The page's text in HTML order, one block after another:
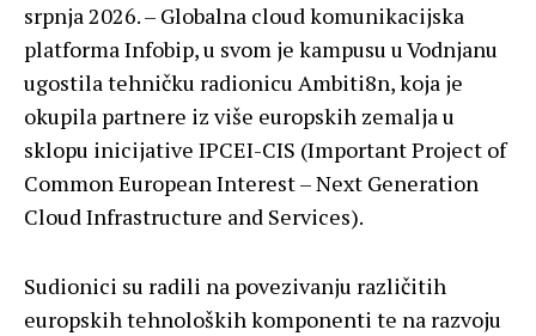
srpnja 2026. – Globalna cloud komunikacijska
platforma Infobip, u svom je kampusu u Vodnjanu
ugostila tehničku radionicu Ambiti8n, koja je
okupila partnere iz više europskih zemalja u
sklopu inicijative IPCEI-CIS (Important Project of
Common European Interest – Next Generation
Cloud Infrastructure and Services).
Sudionici su radili na povezivanju različitih
europskih tehnoloških komponenti te na razvoju